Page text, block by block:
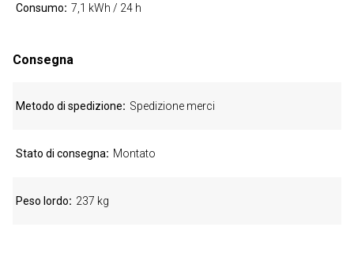
Consumo 7,1 kWh / 24 h
Consegna
Metodo di spedizione Spedizione merci
Stato di consegna Montato
Peso lordo 237 kg